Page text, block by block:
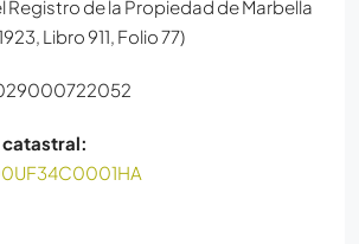
Registro de la Propiedad de Marbella
Libro 911, Folio 77)
catastral: